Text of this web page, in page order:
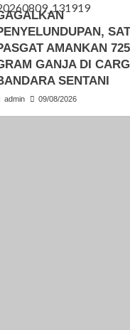
AMANKAN 725
GANJA DI
SENTANI
admin 09/08/2026